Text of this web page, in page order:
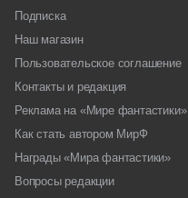
Подписка
Наш магазин
Пользовательское соглашение
Контакты и редакция
Реклама на «Мире фантастики»
Как стать автором МирФ
Награды «Мира фантастики»
Вопросы редакции